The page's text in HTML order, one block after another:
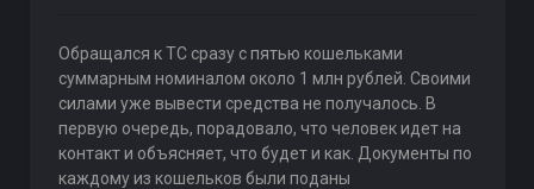
Обращался к ТС сразу с пятью кошельками
суммарным номиналом около 1 млн рублей. Своими
силами уже вывести средства не получалось. В
первую очередь, порадовало, что человек идет на
контакт и объясняет, что будет и как. Документы по
каждому из кошельков были поданы